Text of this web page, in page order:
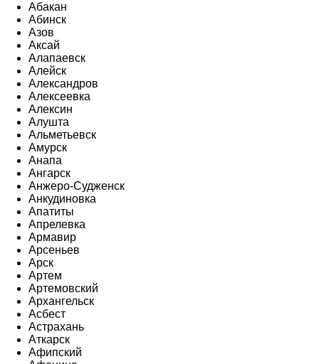
Абакан
Абинск
Азов
Аксай
Алапаевск
Алейск
Александров
Алексеевка
Алексин
Алушта
Альметьевск
Амурск
Анапа
Ангарск
Анжеро-Судженск
Анкудиновка
Апатиты
Апрелевка
Армавир
Арсеньев
Арск
Артем
Артемовский
Архангельск
Асбест
Астрахань
Аткарск
Афипский